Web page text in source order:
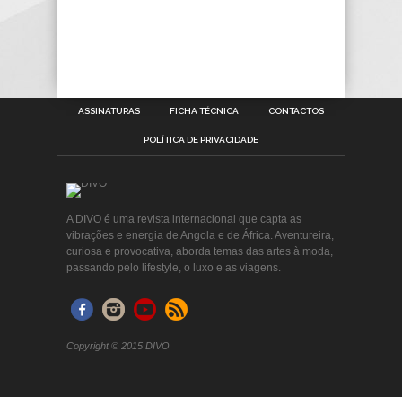
ASSINATURAS FICHA TÉCNICA CONTACTOS
POLÍTICA DE PRIVACIDADE
A DIVO é uma revista internacional que capta as
vibrações e energia de Angola e de África. Aventureira,
curiosa e provocativa, aborda temas das artes à moda,
passando pelo lifestyle, o luxo e as viagens.
Copyright © 2015 DIVO